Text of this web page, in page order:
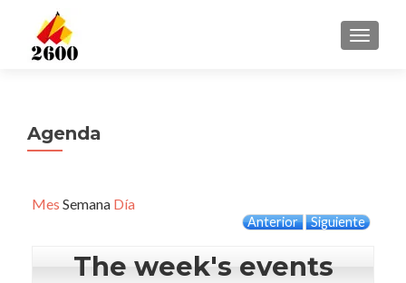
Agenda
Mes Semana Día
Anterior Siguiente
The week's events